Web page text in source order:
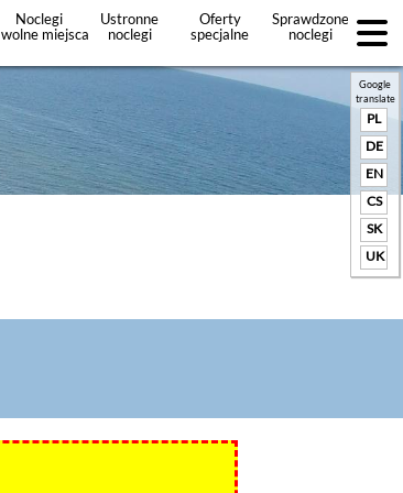
Noclegi
wolne miejsca
Ustronne
noclegi
Oferty
specjalne
Sprawdzone
noclegi
+Dodaj
Google
translate
PL
DE
EN
CS
SK
UK